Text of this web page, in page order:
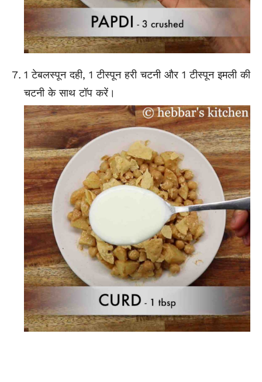
1 टेबलस्पून दही, 1 टीस्पून हरी चटनी और 1 टीस्पून इमली की
चटनी के साथ टॉप करें।